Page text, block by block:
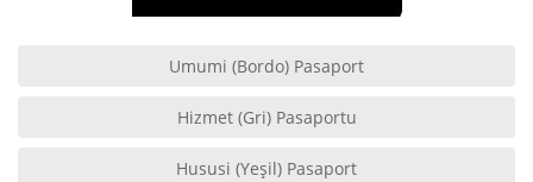
Umumi (Bordo) Pasaport
Hizmet (Gri) Pasaportu
Hususi (Yeşil) Pasaport